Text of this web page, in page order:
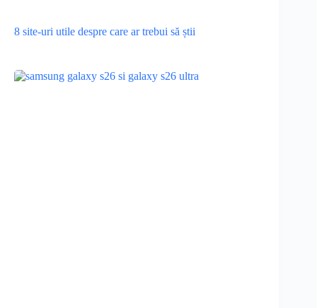
8 site-uri utile despre care ar trebui să știi